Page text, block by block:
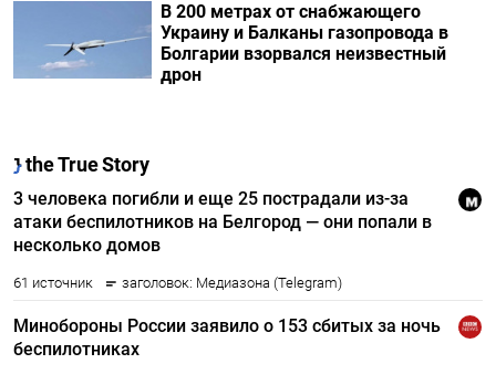
В 200 метрах от снабжающего
Украину и Балканы газопровода в
Болгарии взорвался неизвестный
дрон